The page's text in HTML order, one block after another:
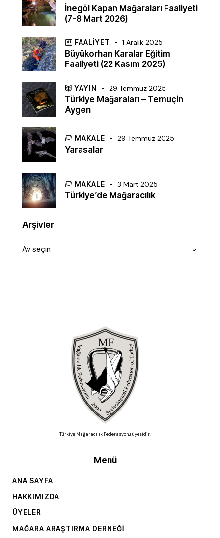
İnegöl Kapan Mağaraları Faaliyeti
(7-8 Mart 2026)
FAALIYET 1 Aralık 2025
Büyükorhan Karalar Eğitim
Faaliyeti (22 Kasım 2025)
YAYIN 29 Temmuz 2025
Türkiye Mağaraları – Temuçin
Aygen
MAKALE 29 Temmuz 2025
Yarasalar
MAKALE 3 Mart 2025
Türkiye’de Mağaracılık
Arşivler
Türkiye Mağaracılık Federasyonu üyesidir.
Menü
ANA SAYFA
HAKKIMIZDA
ÜYELER
MAĞARA ARAŞTIRMA DERNEĞI